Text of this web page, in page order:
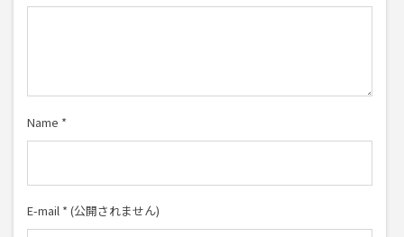
Name *
E-mail * (公開されません)